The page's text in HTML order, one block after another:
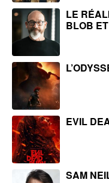
LE
BLOB
EVIL
SAM